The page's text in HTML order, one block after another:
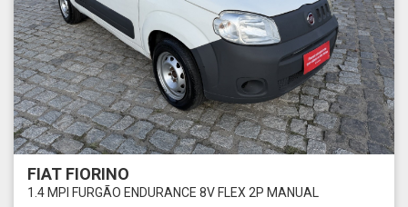
FIAT FIORINO
1.4 MPI FURGÃO ENDURANCE 8V FLEX 2P MANUAL